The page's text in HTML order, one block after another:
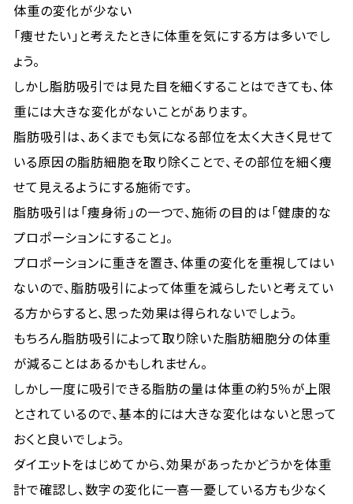
体重の変化が少ない
「痩せたい」と考えたときに体重を気にする方は多いでし
ょう。
しかし脂肪吸引では見た目を細くすることはできても、体
重には大きな変化がないことがあります。
脂肪吸引は、あくまでも気になる部位を太く大きく見せて
いる原因の脂肪細胞を取り除くことで、その部位を細く痩
せて見えるようにする施術です。
脂肪吸引は「痩身術」の一つで、施術の目的は「健康的な
プロポーションにすること」。
プロポーションに重きを置き、体重の変化を重視してはい
ないので、脂肪吸引によって体重を減らしたいと考えてい
る方からすると、思った効果は得られないでしょう。
もちろん脂肪吸引によって取り除いた脂肪細胞分の体重
が減ることはあるかもしれません。
しかし一度に吸引できる脂肪の量は体重の約5％が上限
とされているので、基本的には大きな変化はないと思って
おくと良いでしょう。
ダイエットをはじめてから、効果があったかどうかを体重
計で確認し、数字の変化に一喜一憂している方も少なく